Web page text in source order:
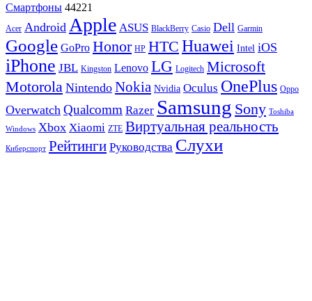
Смартфоны 44221
Acer Android Apple ASUS BlackBerry Casio Dell Garmin
Google GoPro Honor HP HTC Huawei Intel iOS
iPhone JBL Kingston Lenovo LG Logitech Microsoft
Motorola Nintendo Nokia Nvidia Oculus OnePlus Oppo
Overwatch Qualcomm Razer Samsung Sony Toshiba
Windows Xbox Xiaomi ZTE Виртуальная реальность
Киберспорт Рейтинги Руководства Слухи